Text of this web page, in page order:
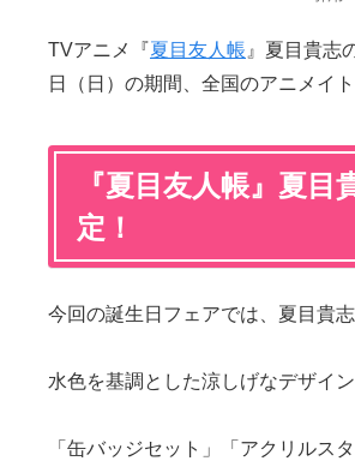
TVアニメ『夏目友人帳』夏目貴志
日（日）の期間、全国のアニメイ
『夏目友人帳』夏
定！
今回の誕生日フェアでは、夏目貴
水色を基調とした涼しげなデザイ
「缶バッジセット」「アクリルス